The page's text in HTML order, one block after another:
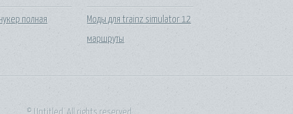
полная
Моды для trainz simulator 12
маршруты